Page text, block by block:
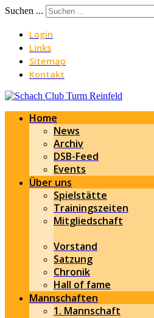
Suchen ...
Login
Links
Sitemap
Kontakt
Home
News
Archiv
DSB-Feed
Events
Über uns
Spielstätte
Trainingszeiten
Mitgliedschaft
Vorstand
Satzung
Chronik
Hall of fame
Mannschaften
1. Mannschaft